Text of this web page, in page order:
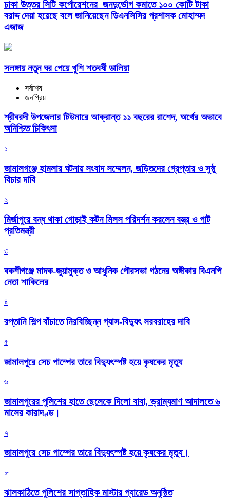
ঢাকা উত্তর সিটি কর্পোরেশনের জনদুর্ভোগ কমাতে ১০০ কোটি টাকা
বরাদ্দ দেয়া হয়েছে বলে জানিয়েছেন ডিএনসিসির প্রশাসক মোহাম্মদ
এজাজ
সলঙ্গায় নতুন ঘর পেয়ে খুশি শতবর্ষী ডালিয়া
সর্বশেষ
জনপ্রিয়
শ্রীবরদী উপজেলার টিউমারে আক্রান্ত ১১ বছরের রাশেদ, অর্থের অভাবে
অনিশ্চিত চিকিৎসা
১
জামালগঞ্জে হামলার ঘটনায় সংবাদ সম্মেলন, জড়িতদের গ্রেপ্তার ও সুষ্ঠু
বিচার দাবি
২
মির্জাপুরে বন্ধ থাকা গোড়াই কটন মিলস পরিদর্শন করলেন বস্ত্র ও পাট
প্রতিমন্ত্রী
৩
বকশীগঞ্জে মাদক-জুয়ামুক্ত ও আধুনিক পৌরসভা গঠনের অঙ্গীকার বিএনপি
নেতা শাকিলের
৪
রপ্তানি শিল্প বাঁচাতে নিরবিচ্ছিন্ন গ্যাস-বিদ্যুৎ সরবরাহের দাবি
৫
জামালপুরে সেচ পাম্পের তারে বিদ্যুৎস্পষ্ট হয়ে কৃষকের মৃত্যু
৬
জামালপুরের পুলিশের হাতে ছেলেকে দিলো বাবা, ভ্রাম্যমাণ আদালতে ৬
মাসের কারাদণ্ড।
৭
জামালপুরে সেচ পাম্পের তারে বিদ্যুৎস্পষ্ট হয়ে কৃষকের মৃত্যু।
৮
‎ঝালকাঠিতে পুলিশের সাপ্তাহিক মাস্টার প্যারেড অনুষ্ঠিত